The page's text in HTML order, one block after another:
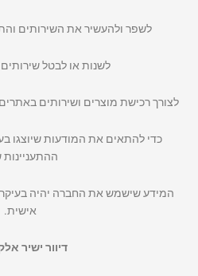
לשפר ולהעשיר את השירותים
לשנות או לבטל שירותים
לצורך רכישת מוצרים ושירותים
כדי להתאים את המודעות שיוצגו
המידע שישמש את החברה יהיה
אישית.
דיוור ישיר